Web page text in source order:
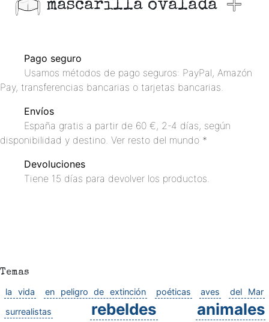
mascarilla ovalada
Pago seguro
Usamos métodos de pago seguros: PayPal, Amazón
Pay, transferencias bancarias o tarjetas bancarias.
Envíos
España gratis a partir de 60 €, 2-4 días, según
disponibilidad y destino. Ver resto del mundo *
Devoluciones
Tiene 15 días para devolver los productos.
Temas
la vida en peligro de extinción poéticas aves
del Mar
surrealistas
rebeldes
animales